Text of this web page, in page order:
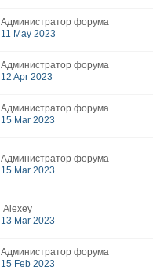
Администратор форума
11 May 2023
Администратор форума
12 Apr 2023
Администратор форума
15 Mar 2023
Администратор форума
15 Mar 2023
Alexey
13 Mar 2023
Администратор форума
15 Feb 2023